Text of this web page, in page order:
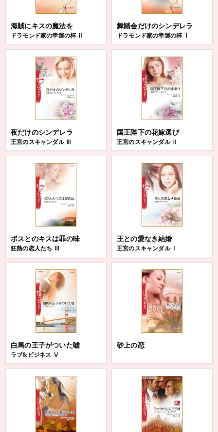
海賊にキスの魔法を
ドラモンド家の幸運の杯 Ⅱ
舞踏会だけのシンデレラ
ドラモンド家の幸運の杯 Ⅰ
夜だけのシンデレラ
王宮のスキャンダル Ⅲ
国王陛下の花嫁選び
王宮のスキャンダル Ⅱ
ボスとのキスは罪の味
狂熱の恋人たち Ⅲ
王との愛なき結婚
王宮のスキャンダル Ⅰ
白馬の王子がついた嘘
ラブ&ビジネス Ⅴ
砂上の恋